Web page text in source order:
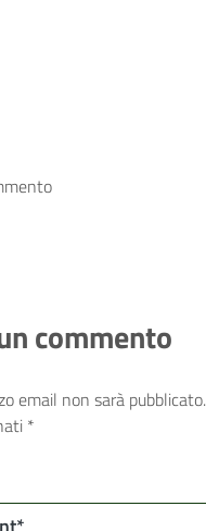
commento
email non sarà pubblicato.
*